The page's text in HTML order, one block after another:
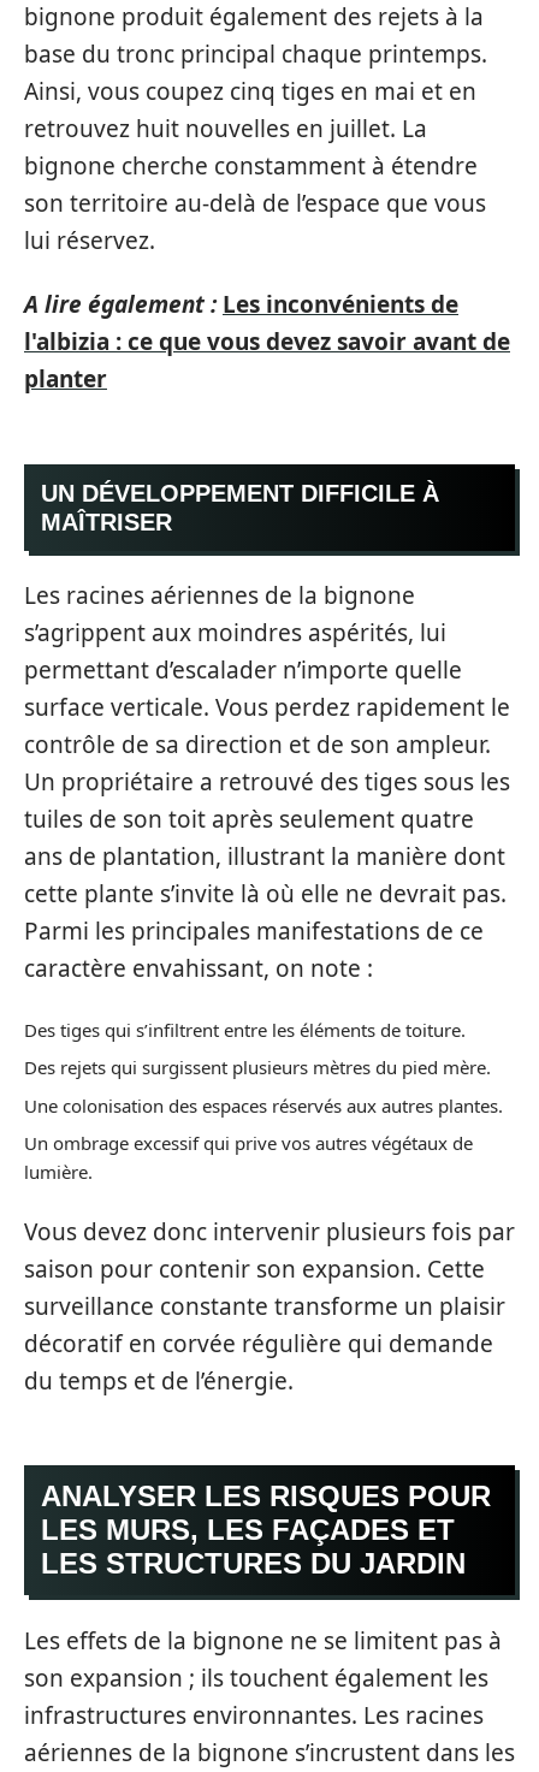
bignone produit également des rejets à la
base du tronc principal chaque printemps.
Ainsi, vous coupez cinq tiges en mai et en
retrouvez huit nouvelles en juillet. La
bignone cherche constamment à étendre
son territoire au-delà de l’espace que vous
lui réservez.
A lire également : Les inconvénients de
l'albizia : ce que vous devez savoir avant de
planter
UN DÉVELOPPEMENT DIFFICILE À
MAÎTRISER
Les racines aériennes de la bignone
s’agrippent aux moindres aspérités, lui
permettant d’escalader n’importe quelle
surface verticale. Vous perdez rapidement le
contrôle de sa direction et de son ampleur.
Un propriétaire a retrouvé des tiges sous les
tuiles de son toit après seulement quatre
ans de plantation, illustrant la manière dont
cette plante s’invite là où elle ne devrait pas.
Parmi les principales manifestations de ce
caractère envahissant, on note :
Des tiges qui s’infiltrent entre les éléments de toiture.
Des rejets qui surgissent plusieurs mètres du pied mère.
Une colonisation des espaces réservés aux autres plantes.
Un ombrage excessif qui prive vos autres végétaux de
lumière.
Vous devez donc intervenir plusieurs fois par
saison pour contenir son expansion. Cette
surveillance constante transforme un plaisir
décoratif en corvée régulière qui demande
du temps et de l’énergie.
ANALYSER LES RISQUES POUR
LES MURS, LES FAÇADES ET
LES STRUCTURES DU JARDIN
Les effets de la bignone ne se limitent pas à
son expansion ; ils touchent également les
infrastructures environnantes. Les racines
aériennes de la bignone s’incrustent dans les